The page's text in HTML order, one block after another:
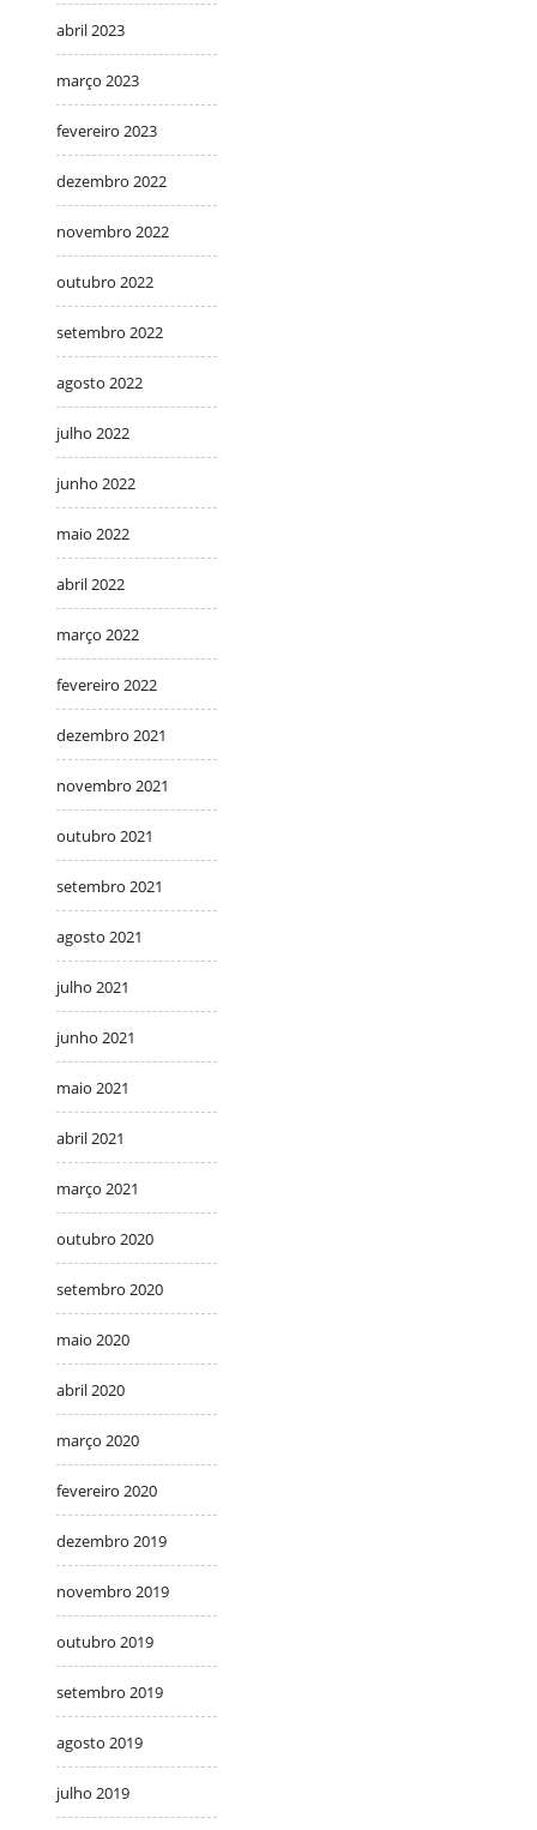
abril 2023
março 2023
fevereiro 2023
dezembro 2022
novembro 2022
outubro 2022
setembro 2022
agosto 2022
julho 2022
junho 2022
maio 2022
abril 2022
março 2022
fevereiro 2022
dezembro 2021
novembro 2021
outubro 2021
setembro 2021
agosto 2021
julho 2021
junho 2021
maio 2021
abril 2021
março 2021
outubro 2020
setembro 2020
maio 2020
abril 2020
março 2020
fevereiro 2020
dezembro 2019
novembro 2019
outubro 2019
setembro 2019
agosto 2019
julho 2019